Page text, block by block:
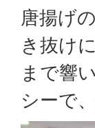
唐揚げ
き抜け
まで響
シーで